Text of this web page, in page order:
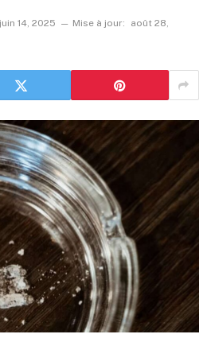
juin 14, 2025 Mise à jour:
août 28,